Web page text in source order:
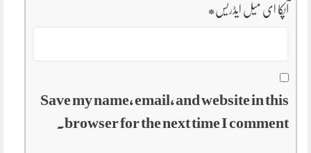
آپکا ای میل ایڈریس*
Save my name, email, and website in this
browser for the next time I comment.